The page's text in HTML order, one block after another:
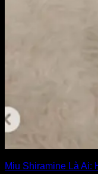
Miu Shiramine Là Ai: